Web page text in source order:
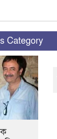
Category